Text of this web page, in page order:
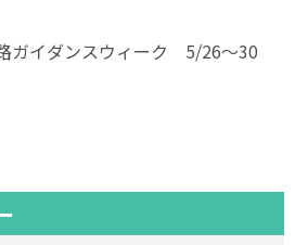
ガイダンスウィーク 5/26～30